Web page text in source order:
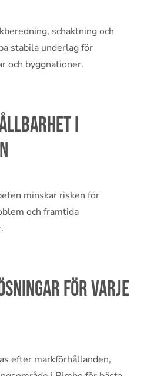
schaktning och
stabila underlag för
och byggnationer.
i
minskar risken för
och framtida
för varje
efter markförhållanden,